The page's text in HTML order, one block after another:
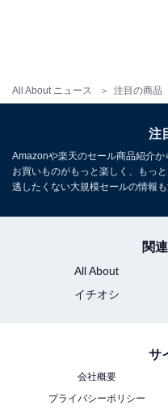
All About ニュース 注目の商品
注
Amazonや楽天のセール商品紹介
お買いものがもっと楽しく、もっ
逃したくない大規模セールの情報も
関
All About
イチオシ
サ
会社概要
プライバシーポリシー